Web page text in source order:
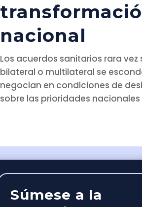
nacional
Los acuerdos sanitarios rara
bilateral o multilateral se
negocian en condiciones de
sobre las prioridades
Súmese a la